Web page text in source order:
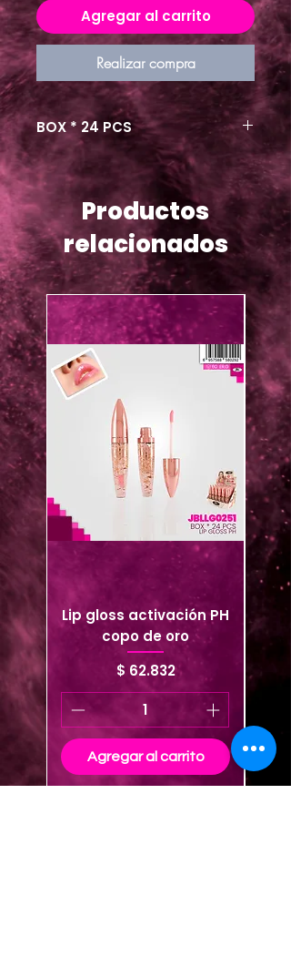
Agregar al carrito
Realizar compra
BOX * 24 PCS
Productos
relacionados
Lip gloss activación PH
copo de oro
Precio
$ 62.832
Agregar al carrito